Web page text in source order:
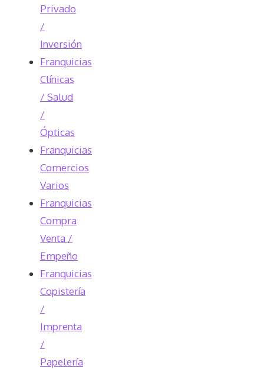
Privado
/
Inversión
Franquicias
Clínicas
/ Salud
/
Ópticas
Franquicias
Comercios
Varios
Franquicias
Compra
Venta /
Empeño
Franquicias
Copistería
/
Imprenta
/
Papelería